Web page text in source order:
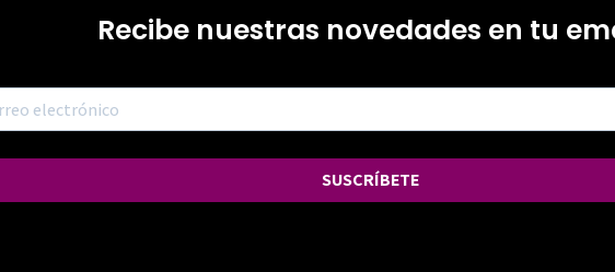
Recibe nuestras novedades en tu
SUSCRÍBETE